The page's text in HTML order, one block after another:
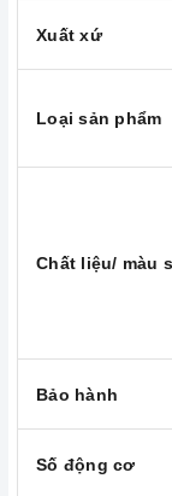
cao. Khách
Với kích thước
nhiều kiểu bếp
xứng. Máy phù
thêm vẻ sang
Xuất xứ
Loại sản phẩm
Chất liệu/ màu
Bảo hành
Số động cơ